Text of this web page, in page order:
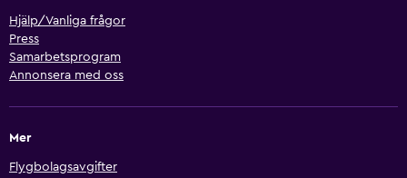
Hjälp/Vanliga frågor
Press
Samarbetsprogram
Annonsera med oss
Mer
Flygbolagsavgifter